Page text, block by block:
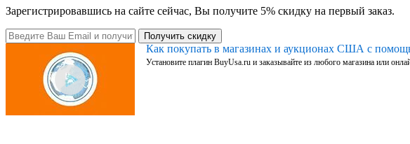
Зарегистрировавшись на сайте сейчас, Вы получите 5% скидку на первый заказ.
Получить скидку
Как покупать в магазинах и аукционах США с
Установите плагин BuyUsa.ru и заказывайте из любого магазина или